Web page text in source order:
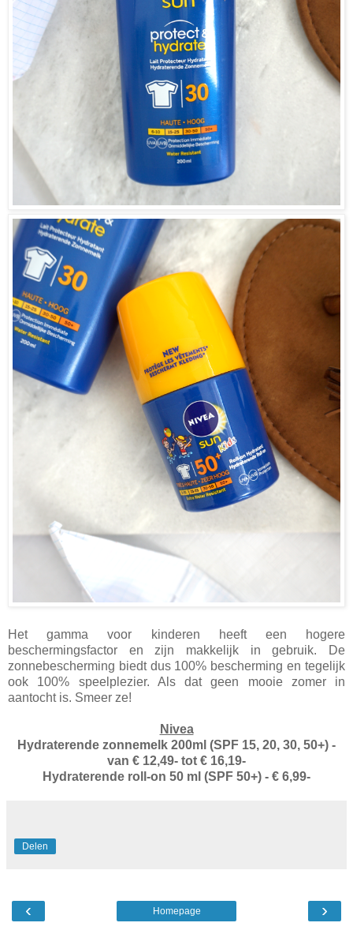
Het gamma voor kinderen heeft een hogere
beschermingsfactor en zijn makkelijk in gebruik. De
zonnebescherming biedt dus 100% bescherming en tegelijk
ook 100% speelplezier. Als dat geen mooie zomer in
aantocht is. Smeer ze!
Nivea
Hydraterende zonnemelk 200ml (SPF 15, 20, 30, 50+) -
van € 12,49- tot € 16,19-
Hydraterende roll-on 50 ml (SPF 50+) - € 6,99-
Delen
‹ ›
Homepage